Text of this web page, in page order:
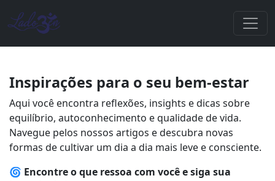
Inspirações para o seu bem-estar
Aqui você encontra reflexões, insights e dicas sobre
equilíbrio, autoconhecimento e qualidade de vida.
Navegue pelos nossos artigos e descubra novas
formas de cultivar um dia a dia mais leve e consciente.
🌀 Encontre o que ressoa com você e siga sua